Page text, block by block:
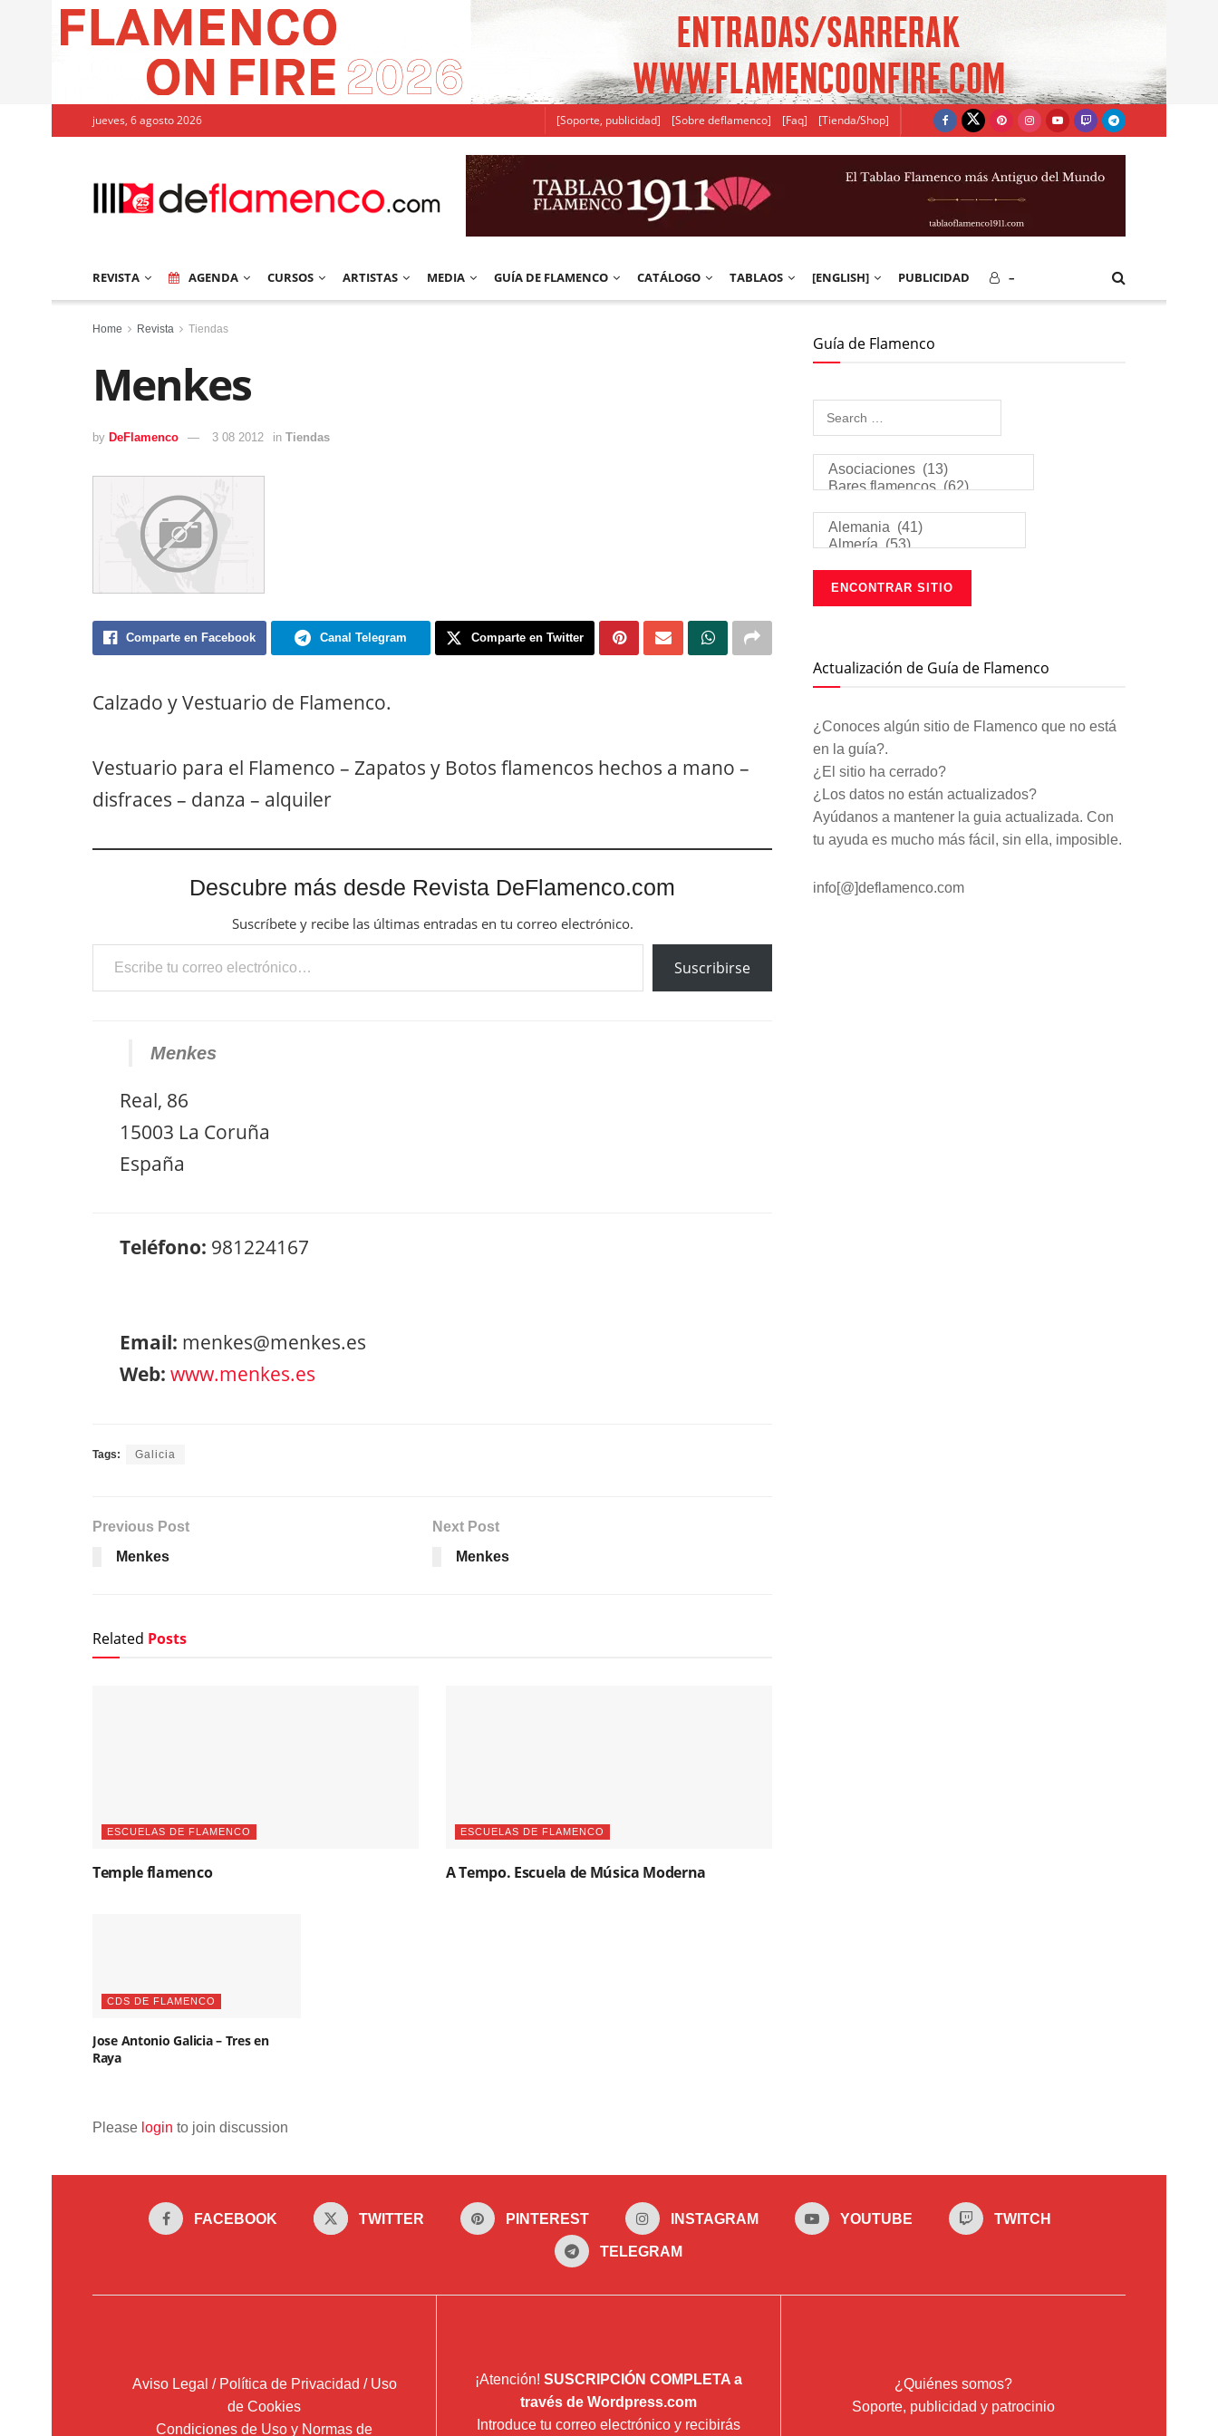
jueves, 6 agosto 2026 [Soporte, publicidad] [Sobre deflamenco] [Faq] [Tienda/Shop]
REVISTA AGENDA CURSOS ARTISTAS MEDIA GUÍA DE FLAMENCO CATÁLOGO TABLAOS [ENGLISH] PUBLICIDAD –
Home Revista Tiendas
Menkes
by DeFlamenco 3 08 2012 in Tiendas
Comparte en Facebook Canal Telegram Comparte en Twitter
Calzado y Vestuario de Flamenco.
Vestuario para el Flamenco – Zapatos y Botos flamencos hechos a mano –
disfraces – danza – alquiler
Descubre más desde Revista DeFlamenco.com
Suscríbete y recibe las últimas entradas en tu correo electrónico.
Escribe tu correo electrónico…
Suscribirse
Menkes
Real, 86
15003 La Coruña
España
Teléfono: 981224167
Email: menkes@menkes.es
Web: www.menkes.es
Tags: Galicia
Previous Post
Menkes
Next Post
Menkes
Related Posts
ESCUELAS DE FLAMENCO
Temple flamenco
ESCUELAS DE FLAMENCO
A Tempo. Escuela de Música Moderna
CDS DE FLAMENCO
Jose Antonio Galicia – Tres en
Raya
Please login to join discussion
Guía de Flamenco
Actualización de Guía de Flamenco
¿Conoces algún sitio de Flamenco que no está
en la guía?.
¿El sitio ha cerrado?
¿Los datos no están actualizados?
Ayúdanos a mantener la guia actualizada. Con
tu ayuda es mucho más fácil, sin ella, imposible.
info[@]deflamenco.com
FACEBOOK TWITTER PINTEREST INSTAGRAM YOUTUBE TWITCH
TELEGRAM
Aviso Legal / Política de Privacidad / Uso
de Cookies
Condiciones de Uso y Normas de
¡Atención! SUSCRIPCIÓN COMPLETA a
través de Wordpress.com
Introduce tu correo electrónico y recibirás
¿Quiénes somos?
Soporte, publicidad y patrocinio